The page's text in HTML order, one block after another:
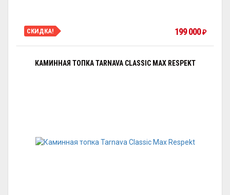
СКИДКА! 199 000₽
КАМИННАЯ ТОПКА TARNAVA CLASSIC MAX RESPEKT